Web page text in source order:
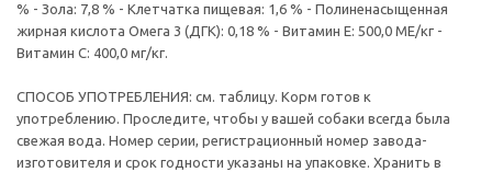
% - Зола: 7,8 % - Клетчатка пищевая: 1,6 % - Полиненасыщенная
жирная кислота Омега 3 (ДГК): 0,18 % - Витамин E: 500,0 ME/кг -
Витамин C: 400,0 мг/кг.
СПОСОБ УПОТРЕБЛЕНИЯ: см. таблицу. Корм готов к
употреблению. Проследите, чтобы у вашей собаки всегда была
свежая вода. Номер серии, регистрационный номер завода-
изготовителя и срок годности указаны на упаковке. Хранить в